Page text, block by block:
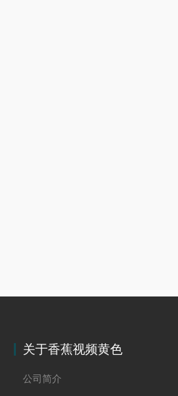
关于香蕉视频黄色
公司简介